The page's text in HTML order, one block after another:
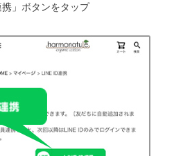
携」ボタンをタップ